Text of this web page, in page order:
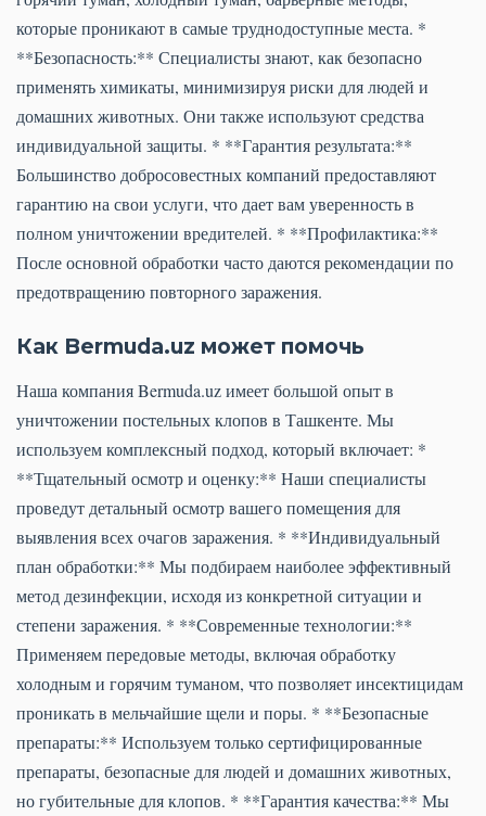
которые проникают в самые труднодоступные места. *
**Безопасность:** Специалисты знают, как безопасно
применять химикаты, минимизируя риски для людей и
домашних животных. Они также используют средства
индивидуальной защиты. * **Гарантия результата:**
Большинство добросовестных компаний предоставляют
гарантию на свои услуги, что дает вам уверенность в
полном уничтожении вредителей. * **Профилактика:**
После основной обработки часто даются рекомендации по
предотвращению повторного заражения.
Как Bermuda.uz может помочь
Наша компания Bermuda.uz имеет большой опыт в
уничтожении постельных клопов в Ташкенте. Мы
используем комплексный подход, который включает: *
**Тщательный осмотр и оценку:** Наши специалисты
проведут детальный осмотр вашего помещения для
выявления всех очагов заражения. * **Индивидуальный
план обработки:** Мы подбираем наиболее эффективный
метод дезинфекции, исходя из конкретной ситуации и
степени заражения. * **Современные технологии:**
Применяем передовые методы, включая обработку
холодным и горячим туманом, что позволяет инсектицидам
проникать в мельчайшие щели и поры. * **Безопасные
препараты:** Используем только сертифицированные
препараты, безопасные для людей и домашних животных,
но губительные для клопов. * **Гарантия качества:** Мы